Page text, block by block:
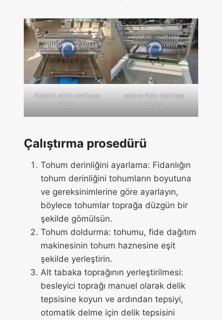
fidanlık ekim makinası
detayı
sebze fide makinası
detayı
Çalıştırma prosedürü
Tohum derinliğini ayarlama: Fidanlığın
tohum derinliğini tohumların boyutuna
ve gereksinimlerine göre ayarlayın,
böylece tohumlar toprağa düzgün bir
şekilde gömülsün.
Tohum doldurma: tohumu, fide dağıtım
makinesinin tohum haznesine eşit
şekilde yerleştirin.
Alt tabaka toprağının yerleştirilmesi:
besleyici toprağı manuel olarak delik
tepsisine koyun ve ardından tepsiyi,
otomatik delme için delik tepsisini